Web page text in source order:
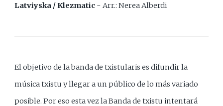
Latviyska / Klezmatic - Arr.: Nerea Alberdi
El objetivo de la banda de txistularis es difundir la
música txistu y llegar a un público de lo más variado
posible. Por eso esta vez la Banda de txistu intentará